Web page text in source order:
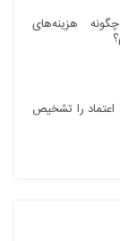
هزینه‌های
را تشخیص